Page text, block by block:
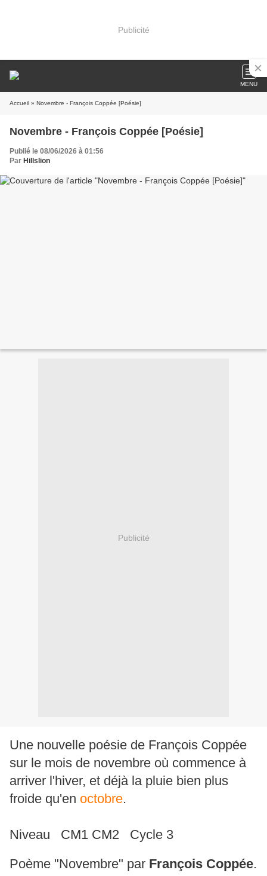
Publicité
MENU
Accueil » Novembre - François Coppée [Poésie]
Novembre - François Coppée [Poésie]
Publié le 08/06/2026 à 01:56
Par Hillslion
Publicité
Une nouvelle poésie de François Coppée
sur le mois de novembre où commence à
arriver l'hiver, et déjà la pluie bien plus
froide qu'en octobre.
Niveau CM1 CM2 Cycle 3
Poème "Novembre" par François Coppée.